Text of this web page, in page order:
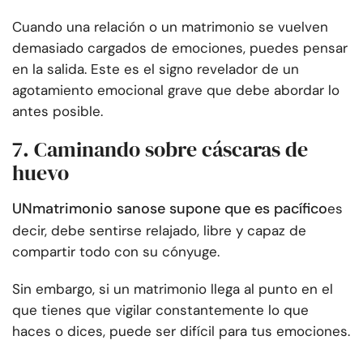
Cuando una relación o un matrimonio se vuelven
demasiado cargados de emociones, puedes pensar
en la salida. Este es el signo revelador de un
agotamiento emocional grave que debe abordar lo
antes posible.
7. Caminando sobre cáscaras de
huevo
UNmatrimonio sanose supone que es pacíficoes
decir, debe sentirse relajado, libre y capaz de
compartir todo con su cónyuge.
Sin embargo, si un matrimonio llega al punto en el
que tienes que vigilar constantemente lo que
haces o dices, puede ser difícil para tus emociones.